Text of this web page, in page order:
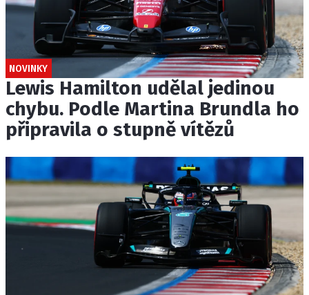
NOVINKY
Lewis Hamilton udělal jedinou
chybu. Podle Martina Brundla ho
připravila o stupně vítězů